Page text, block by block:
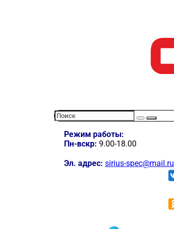
Режим работы:
Пн-вскр: 9.00-18.00
Эл. адрес: sirius-spec@mail.ru